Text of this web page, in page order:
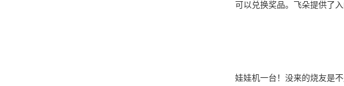
可以兑换奖品。飞朵提供了
娃娃机一台！没来的烧友是